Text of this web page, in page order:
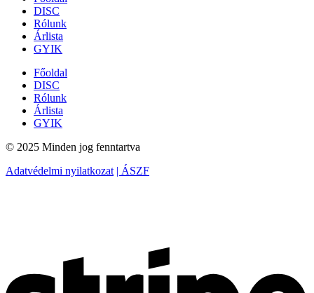
DISC
Rólunk
Árlista
GYIK
Főoldal
DISC
Rólunk
Árlista
GYIK
© 2025 Minden jog fenntartva
Adatvédelmi nyilatkozat | ÁSZF